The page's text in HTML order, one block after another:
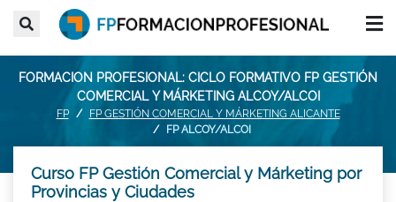
FORMACION PROFESIONAL: CICLO FORMATIVO FP GESTIÓN
COMERCIAL Y MÁRKETING ALCOY/ALCOI
FP
FP GESTIÓN COMERCIAL Y MÁRKETING ALICANTE
FP ALCOY/ALCOI
Curso FP Gestión Comercial y Márketing por
Provincias y Ciudades